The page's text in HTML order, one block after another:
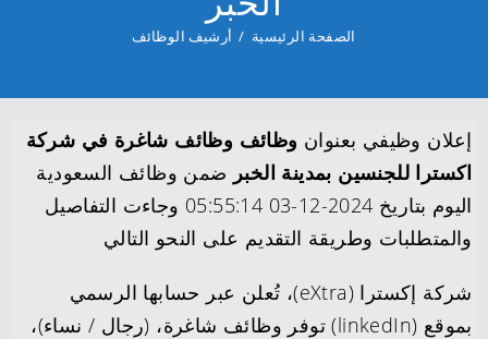
الصفحة الرئيسية / أرشيف الوظائف
إعلان وظيفي بعنوان وظائف وظائف شاغرة في شركة
اكسترا للجنسين بمدينة الخبر ضمن وظائف السعودية
اليوم بتاريخ 2024-12-03 05:55:14 وجاءت التفاصيل
والمتطلبات وطريقة التقديم على النحو التالي
شركة إكسترا (eXtra)، تُعلن عبر حسابها الرسمي
بموقع (linkedIn) توفر وظائف شاغرة، (رجال / نساء)،